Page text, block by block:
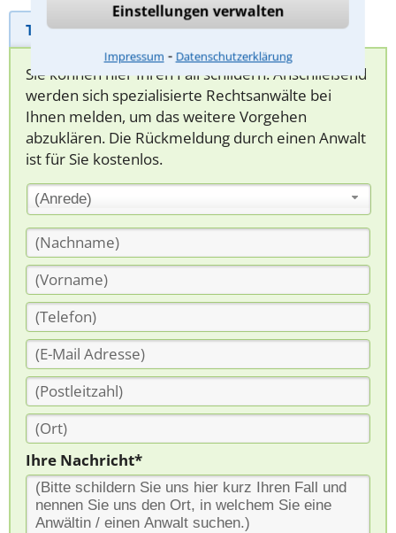
Einstellungen verwalten
Impressum ⁃ Datenschutzerklärung
Telefonhilfe Beratungsanfrage
Sie können hier Ihren Fall schildern. Anschließend
werden sich spezialisierte Rechtsanwälte bei
Ihnen melden, um das weitere Vorgehen
abzuklären. Die Rückmeldung durch einen Anwalt
ist für Sie kostenlos.
(Anrede)
Ihre Nachricht*